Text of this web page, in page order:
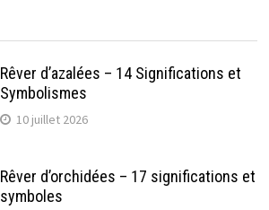
Rêver d’azalées – 14 Significations et
Symbolismes
10 juillet 2026
Rêver d’orchidées – 17 significations et
symboles